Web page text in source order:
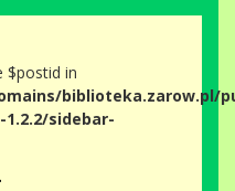
$postid in
biblioteka.zarow.pl/
sidebar-